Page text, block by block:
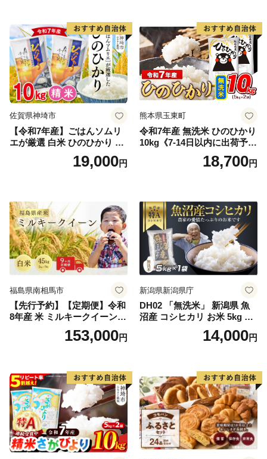
野町産 Elevation
佐賀県神埼市
【令和7年産】ごはんソムリ
エが厳選 白米 ひのひかり 10
米 10kg 5kg×2 ひのひかり ブ
19,000円
熊本県玉東町
令和7年産 無洗米 ひのひかり
10kg《7-14日以内に出荷予定
(土日祝除く)》コメ 米 無洗米
令和7年産 高レビュー｜人気
18,700円
福島県南相馬市
【先行予約】【定期便】令和
8年産 米 ミルキークイーン
白米 45kg (5kg×9回) | ミルキ
ークイーン 米5kg 福島 福島
福島県 南相馬市 cu006-ae
153,000円
新潟県新潟県庁
DH02 「無洗米」 新潟県 魚
沼産 コシヒカリ お米 5kg こ
しひかり 精米 米（お米の美
味しい炊き方ガイド付き）
14,000円